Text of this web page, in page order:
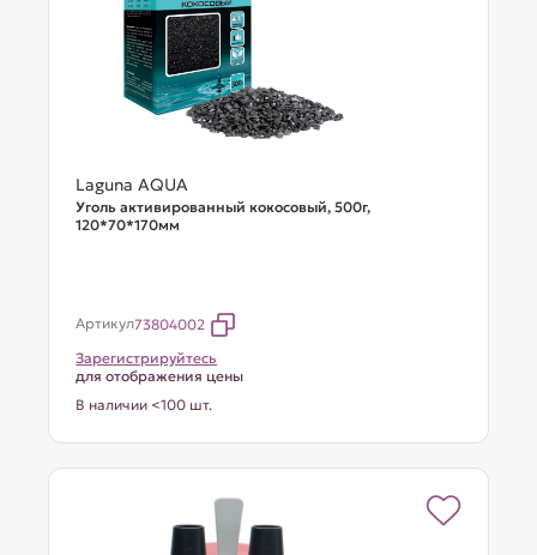
Laguna AQUA
Уголь активированный кокосовый, 500г,
120*70*170мм
Артикул73804002
Зарегистрируйтесь
для отображения цены
В наличии <100 шт.